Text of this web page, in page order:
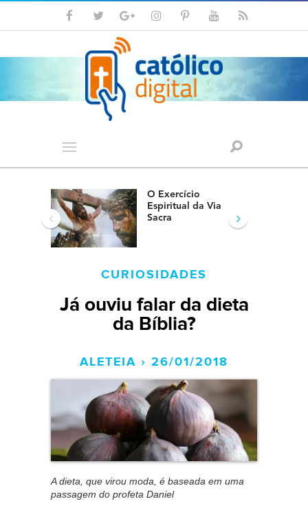
O Exercício
Espiritual da Via
Sacra
‹ ›
CURIOSIDADES
Já ouviu falar da dieta
da Bíblia?
ALETEIA › 26/01/2018
A dieta, que virou moda, é baseada em uma
passagem do profeta Daniel